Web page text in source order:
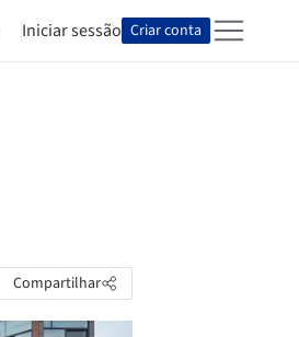
Iniciar sessão Criar conta
Compartilhar